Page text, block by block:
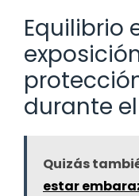
Equilibrio
durante
Quizás
estar